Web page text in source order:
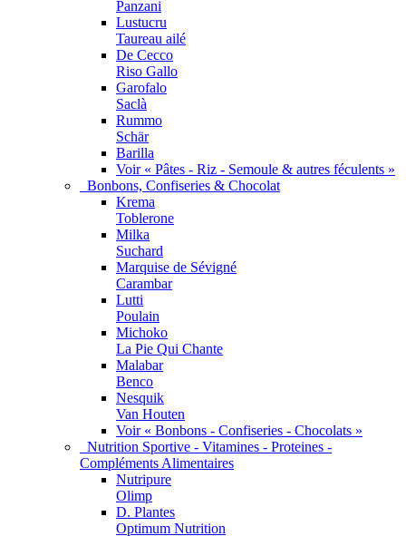
Panzani
Lustucru
Taureau ailé
De Cecco
Riso Gallo
Garofalo
Saclà
Rummo
Schär
Barilla
Voir « Pâtes - Riz - Semoule & autres féculents »
Bonbons, Confiseries & Chocolat
Krema
Toblerone
Milka
Suchard
Marquise de Sévigné
Carambar
Lutti
Poulain
Michoko
La Pie Qui Chante
Malabar
Benco
Nesquik
Van Houten
Voir « Bonbons - Confiseries - Chocolats »
Nutrition Sportive - Vitamines - Proteines -
Compléments Alimentaires
Nutripure
Olimp
D. Plantes
Optimum Nutrition